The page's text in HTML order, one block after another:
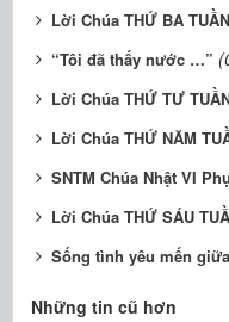
Lời Chúa THỨ BA
“Tôi đã thấy nước …”
Lời Chúa THỨ TƯ
Lời Chúa THỨ NĂM
SNTM Chúa Nhật VI
Lời Chúa THỨ SÁU
Sống tình yêu mến
Những tin cũ hơn